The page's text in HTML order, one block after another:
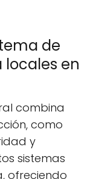
de
en
combina
como
y
sistemas
ofreciendo